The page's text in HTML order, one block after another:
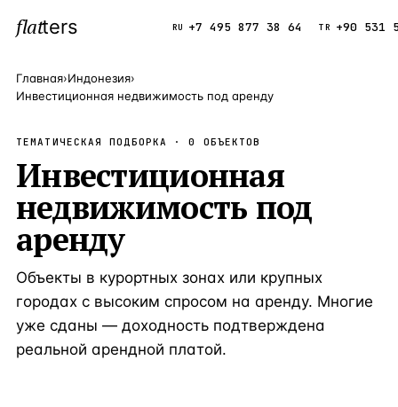
flatters RU +7 495 877 38 64 TR +90 531
Турция —Страна
Россия —Страна
Испания —Страна
Кипр —Страна
Таиланд —Страна 2 948
Сочи —Локация
Главная›Индонезия›
Инвестиционная недвижимость под аренду
ТЕМАТИЧЕСКАЯ ПОДБОРКА ·0 ОБЪЕКТОВ
Инвестиционная
недвижимость под
аренду
Объекты в курортных зонах или крупных
городах с высоким спросом на аренду. Многие
уже сданы — доходность подтверждена
реальной арендной платой.